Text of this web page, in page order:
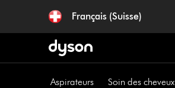
pages
Français (Suisse)
Aspirateurs Soin des cheveux